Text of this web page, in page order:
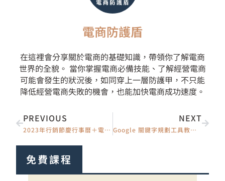
電商防護盾
在這裡會分享關於電商的基礎知識，帶領你了解電商
世界的全貌。 當你掌握電商必備技能、了解經營電商
可能會發生的狀況後，如同穿上一層防護甲，不只能
降低經營電商失敗的機會，也能加快電商成功速度。
上一頁
PREVIOUS
2023年行銷節慶行事曆＋電商活動檔期規劃懶人包（持續更新）
NEXT
Google 關鍵字規劃工具教學：免費找關鍵字、估流量，SEO 與廣告都好用
下一篇
免費課程